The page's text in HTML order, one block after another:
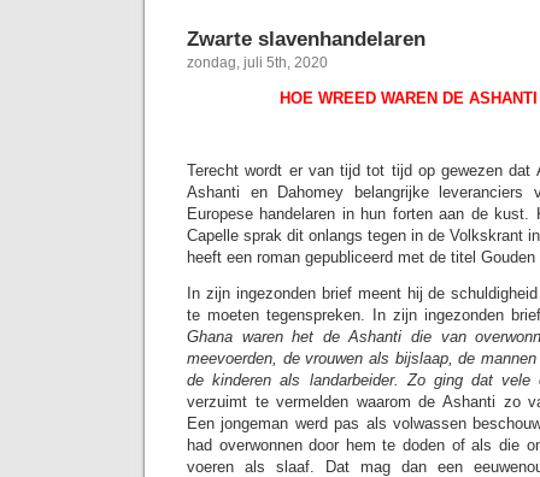
Zwarte slavenhandelaren
zondag, juli 5th, 2020
HOE WREED WAREN DE
Terecht wordt er van tijd tot tijd op gewezen dat
Ashanti en Dahomey belangrijke
Europese handelaren in hun forten aan de kust.
Capelle sprak dit onlangs tegen in de Volkskrant
heeft een roman gepubliceerd met de titel Gouden
In zijn ingezonden brief meent hij de
te moeten tegenspreken. In zijn ingezonden
Ghana waren het de Ashanti die van
meevoerden, de vrouwen als bijslaap, de
de kinderen als landarbeider. Zo ging dat vele
verzuimt te vermelden waarom de Ashanti zo
Een jongeman werd pas als volwassen
had overwonnen door hem te doden of als die
voeren als slaaf. Dat mag dan een